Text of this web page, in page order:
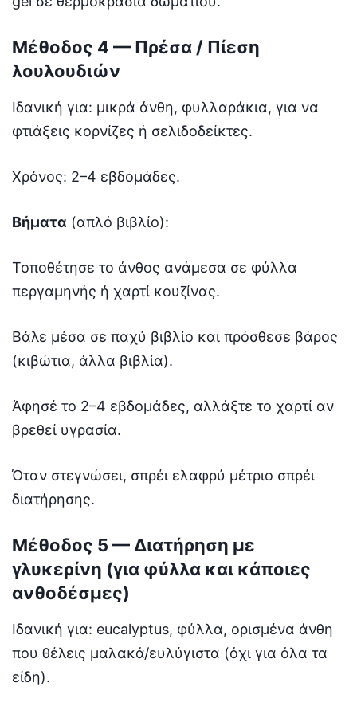
Μέθοδος 4 — Πρέσα / Πίεση
λουλουδιών
Ιδανική για: μικρά άνθη, φυλλαράκια, για να
φτιάξεις κορνίζες ή σελιδοδείκτες.
Χρόνος: 2–4 εβδομάδες.
Βήματα (απλό βιβλίο):
Τοποθέτησε το άνθος ανάμεσα σε φύλλα
περγαμηνής ή χαρτί κουζίνας.
Βάλε μέσα σε παχύ βιβλίο και πρόσθεσε βάρος
(κιβώτια, άλλα βιβλία).
Άφησέ το 2–4 εβδομάδες, αλλάξτε το χαρτί αν
βρεθεί υγρασία.
Όταν στεγνώσει, σπρέι ελαφρύ μέτριο σπρέι
διατήρησης.
Μέθοδος 5 — Διατήρηση με
γλυκερίνη (για φύλλα και κάποιες
ανθοδέσμες)
Ιδανική για: eucalyptus, φύλλα, ορισμένα άνθη
που θέλεις μαλακά/ευλύγιστα (όχι για όλα τα
είδη).